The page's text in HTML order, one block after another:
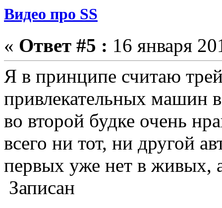
Видео про SS
« Ответ #5 : 16 января
Я в принципе считаю
привлекательных машин
во второй будке очень
всего ни тот, ни другой
первых уже нет в живых,
Записан